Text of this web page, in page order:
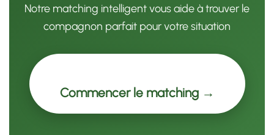
Notre matching intelligent vous aide à trouver le
compagnon parfait pour votre situation
Commencer le matching →